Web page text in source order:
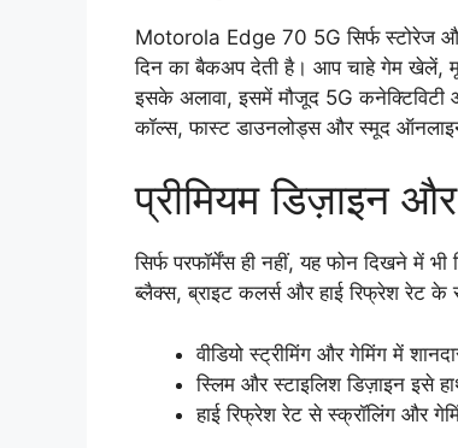
Motorola Edge 70 5G सिर्फ स्टोरेज
दिन का बैकअप देती है। आप चाहे गेम खेलें,
इसके अलावा, इसमें मौजूद 5G कनेक्टिविटी
कॉल्स, फास्ट डाउनलोड्स और स्मूद
प्रीमियम डिज़ाइन
सिर्फ परफॉर्मेंस ही नहीं, यह फोन दिखने में
ब्लैक्स, ब्राइट कलर्स और हाई रिफ्रेश रेट के
वीडियो स्ट्रीमिंग और गेमिंग में
स्लिम और स्टाइलिश डिज़ाइन इसे
हाई रिफ्रेश रेट से स्क्रॉलिंग और